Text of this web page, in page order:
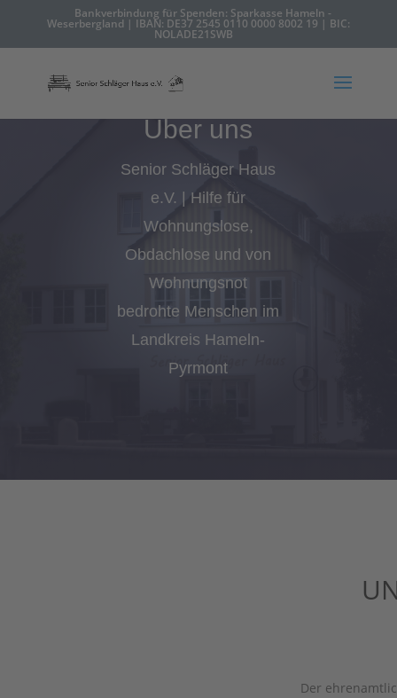
Bankverbindung für Spenden: Sparkasse Hameln -
Weserbergland | IBAN: DE37 2545 0110 0000 8002 19 | BIC:
NOLADE21SWB
Über uns
Senior Schläger Haus
e.V. | Hilfe für
Wohnungslose,
Obdachlose und von
Wohnungsnot
bedrohte Menschen im
Landkreis Hameln-
Pyrmont
Der